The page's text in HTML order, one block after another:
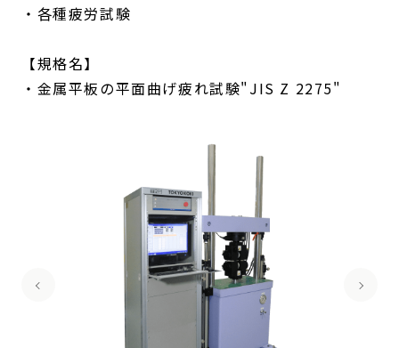
・各種疲労試験
【規格名】
・金属平板の平面曲げ疲れ試験"JIS Z 2275"